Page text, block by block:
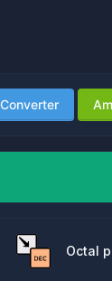
Converter
Octal